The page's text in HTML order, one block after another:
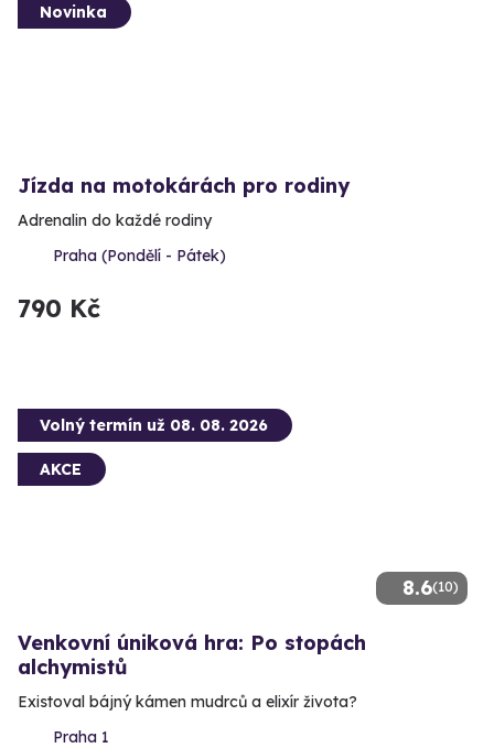
Novinka
Jízda na motokárách pro rodiny
Adrenalin do každé rodiny
Praha (Pondělí - Pátek)
790 Kč
8.6(10)
Volný termín už 08. 08. 2026
AKCE
Venkovní úniková hra: Po stopách
alchymistů
Existoval bájný kámen mudrců a elixír života?
Praha 1